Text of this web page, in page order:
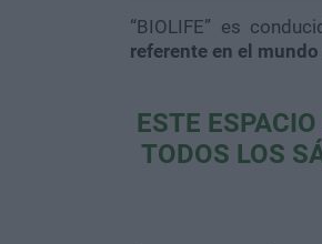
“BIOLIFE” es
referente en el
ESTE
TODOS LOS